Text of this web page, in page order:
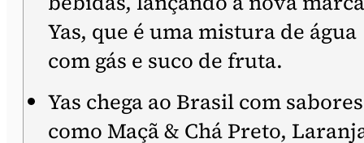
Yas, que é uma mistura de água
com gás e suco de fruta.
Yas chega ao Brasil com sabores
como Maçã & Chá Preto,